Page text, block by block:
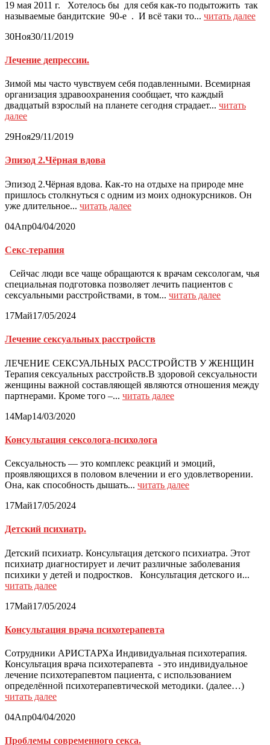
19 мая 2011 г. Хотелось бы для себя как-то подытожить так
называемые бандитские 90-е . И всё таки то... читать далее
30Ноя30/11/2019
Лечение депрессии.
Зимой мы часто чувствуем себя подавленными. Всемирная
организация здравоохранения сообщает, что каждый
двадцатый взрослый на планете сегодня страдает... читать
далее
29Ноя29/11/2019
Эпизод 2.Чёрная вдова
Эпизод 2.Чёрная вдова. Как-то на отдыхе на природе мне
пришлось столкнуться с одним из моих однокурсников. Он
уже длительное... читать далее
04Апр04/04/2020
Секс-терапия
Сейчас люди все чаще обращаются к врачам сексологам, чья
специальная подготовка позволяет лечить пациентов с
сексуальными расстройствами, в том... читать далее
17Май17/05/2024
Лечение сексуальных расстройств
ЛЕЧЕНИЕ СЕКСУАЛЬНЫХ РАССТРОЙСТВ У ЖЕНЩИН
Терапия сексуальных расстройств.В здоровой сексуальности
женщины важной составляющей являются отношения между
партнерами. Кроме того –... читать далее
14Мар14/03/2020
Консультация сексолога-психолога
Сексуальность — это комплекс реакций и эмоций,
проявляющихся в половом влечении и его удовлетворении.
Она, как способность дышать... читать далее
17Май17/05/2024
Детский психиатр.
Детский психиатр. Консультация детского психиатра. Этот
психиатр диагностирует и лечит различные заболевания
психики у детей и подростков. Консультация детского и...
читать далее
17Май17/05/2024
Консультация врача психотерапевта
Сотрудники АРИСТАРХа Индивидуальная психотерапия.
Консультация врача психотерапевта - это индивидуальное
лечение психотерапевтом пациента, с использованием
определённой психотерапевтической методики. (далее…)
читать далее
04Апр04/04/2020
Проблемы современного секса.